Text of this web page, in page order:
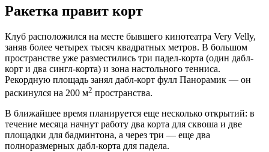
Ракетка правит корт
Клуб расположился на месте бывшего кинотеатра Very Velly,
заняв более четырех тысяч квадратных метров. В большом
пространстве уже разместились три падел-корта (один дабл-
корт и два сингл-корта) и зона настольного тенниса.
Рекордную площадь занял дабл-корт фулл Панорамик — он
раскинулся на 200 м2 пространства.
В ближайшее время планируется еще несколько открытий: в
течение месяца начнут работу два корта для сквоша и две
площадки для бадминтона, а через три — еще два
полноразмерных дабл-корта для падела.